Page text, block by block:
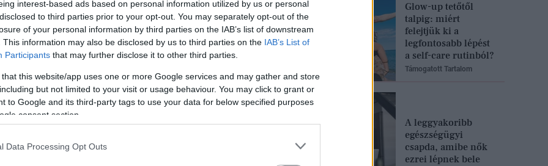
interest-based ads based on personal information utilized by us or personal
to third parties prior to your opt-out. You may separately opt-out of the
of your personal information by third parties on the IAB’s list of downstream
This information may also be disclosed by us to third parties on the IAB’s List of
Participants that may further disclose it to other third parties.
that this website/app uses one or more Google services and may gather and store
but not limited to your visit or usage behaviour. You may click to grant or
to Google and its third-party tags to use your data for below specified purposes
consent section.
Data Processing Opt Outs
valóban annak számít(ott), pláne
ami 1947-ben veszi kezdetét, amikor
narrálja az életét. Hamar
-, miszerint a papa alkoholista
tekintetében volt honnan
mindenre megoldás. Itt mindjárt ki is
ráöntötték a szerepét.
bőrében, túlzás nélkül állítható:
is legyen ábrázolva Clark, egy
Glow-up tetőtől
talpig: miért
felejtjük ki a
legfontosabb lépést
a self-care rutinból?
Támogatott Tartalom
A leggyakoribb
egészségügyi
csapda, amibe nők
ezrei lépnek bele